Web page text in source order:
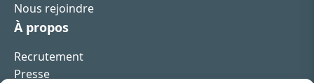
Nous rejoindre
À propos
Recrutement
Presse